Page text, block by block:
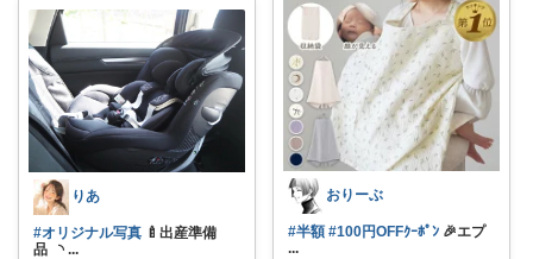
りあ
#オリジナル写真 🍼出産準備
品 ◝ ...
おりーぶ
#半額 #100円OFFｸｰﾎﾟﾝ 🎉エプ
...